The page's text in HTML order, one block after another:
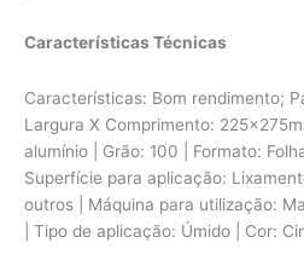
Características Técnicas
Características: Bom rendimento;
Largura X Comprimento:
alumínio | Grão: 100 | Formato:
Superfície para aplicação:
outros | Máquina para utilização:
| Tipo de aplicação: Úmido | Cor: